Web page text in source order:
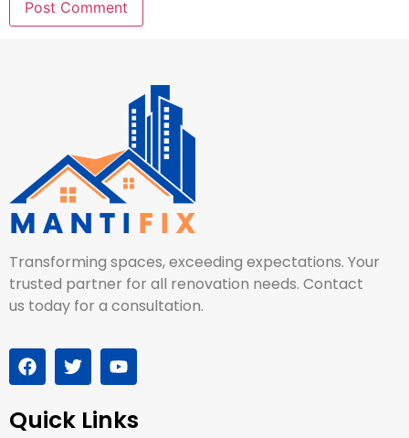
Transforming spaces, exceeding expectations. Your
trusted partner for all renovation needs. Contact
us today for a consultation.
Quick Links